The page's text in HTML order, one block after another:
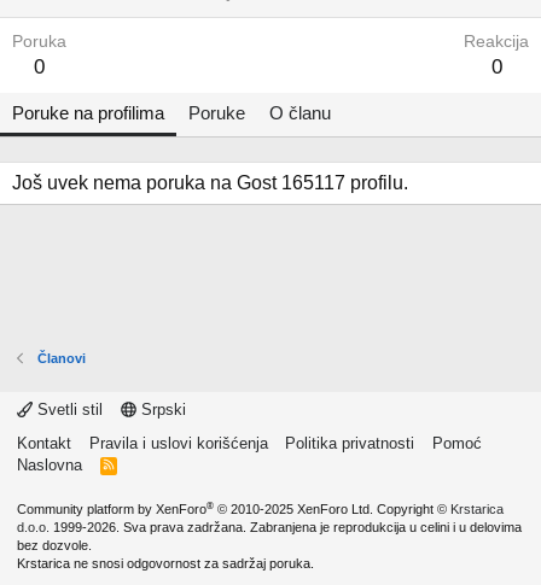
Poruka
0
Reakcija
0
Poruke na profilima Poruke O članu
Još uvek nema poruka na Gost 165117 profilu.
Članovi
Svetli stil
Srpski
Kontakt
Pravila i uslovi korišćenja Politika privatnosti
Pomoć
Naslovna
R
Community platform by XenForo® © 2010-2025 XenForo Ltd. Copyright © Krstarica
d.o.o. 1999-2026. Sva prava zadržana. Zabranjena je reprodukcija u celini i u delovima
bez dozvole.
Krstarica ne snosi odgovornost za sadržaj poruka.